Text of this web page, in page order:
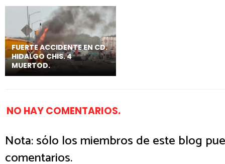
FUERTE ACCIDENTE EN CD.
HIDALGO CHIS. 4
MUERTOD.
NO HAY COMENTARIOS.
Nota: sólo los miembros de este blog
comentarios.